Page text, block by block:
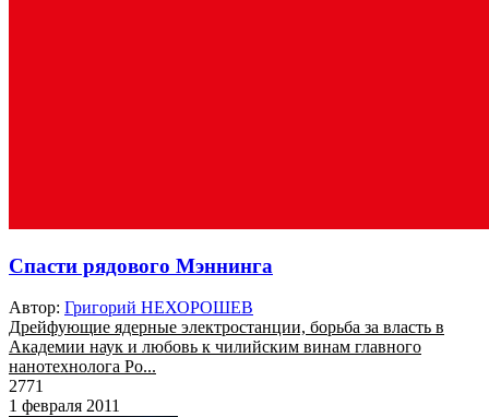
Спасти рядового Мэннинга
Автор: Григорий НЕХОРОШЕВ
Дрейфующие ядерные электростанции, борьба за власть в
Академии наук и любовь к чилийским винам главного
нанотехнолога Ро...
2771
1 февраля 2011